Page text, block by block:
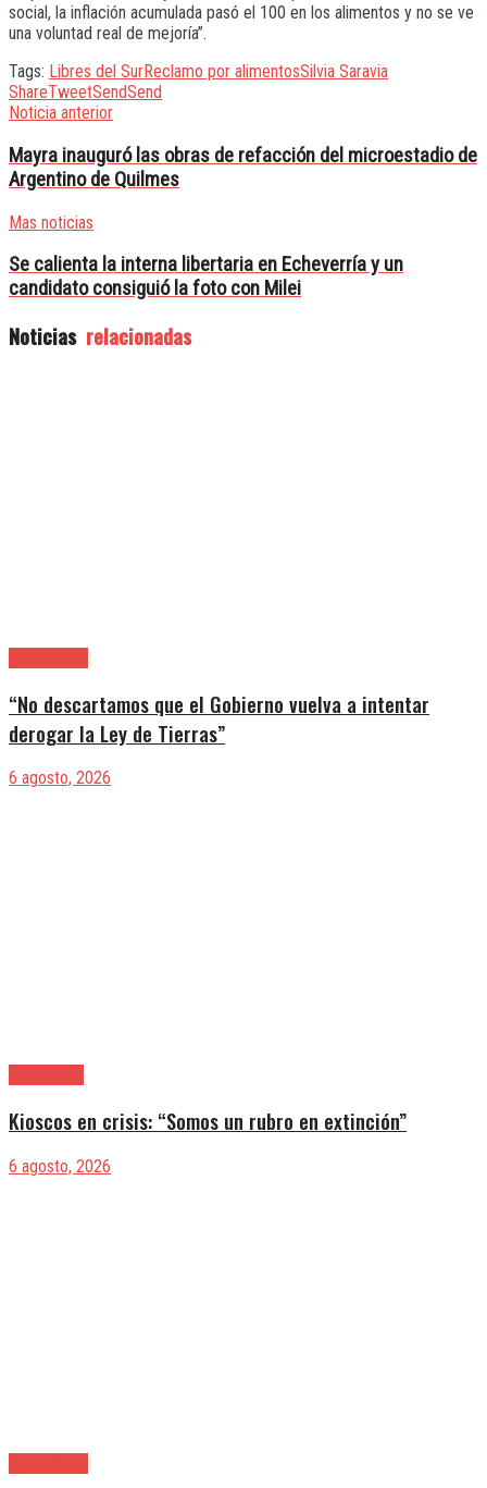
social, la inflación acumulada pasó el 100 en los alimentos y no se ve
una voluntad real de mejoría”.
Tags: Libres del SurReclamo por alimentosSilvia Saravia
ShareTweetSendSend
Noticia anterior
Mayra inauguró las obras de refacción del microestadio de
Argentino de Quilmes
Mas noticias
Se calienta la interna libertaria en Echeverría y un
candidato consiguió la foto con Milei
Noticias relacionadas
“No descartamos que el Gobierno vuelva a intentar
derogar la Ley de Tierras”
6 agosto, 2026
Kioscos en crisis: “Somos un rubro en extinción”
6 agosto, 2026